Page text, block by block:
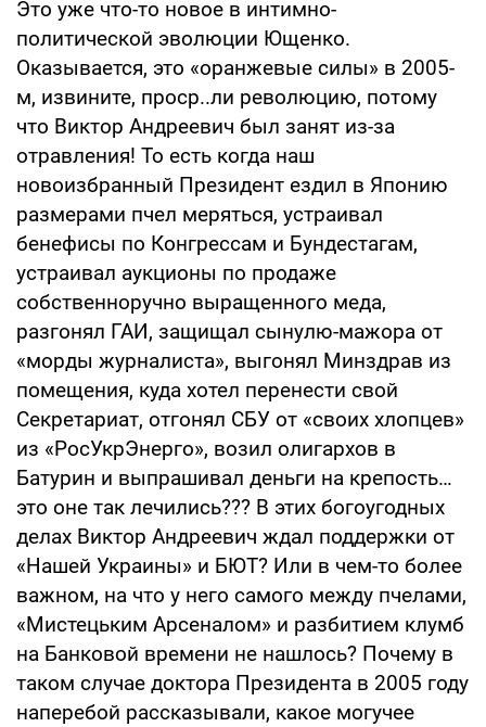
Это уже что-то новое в интимно-
политической эволюции Ющенко.
Оказывается, это «оранжевые силы» в 2005-
м, извините, проср..ли революцию, потому
что Виктор Андреевич был занят из-за
отравления! То есть когда наш
новоизбранный Президент ездил в Японию
размерами пчел меряться, устраивал
бенефисы по Конгрессам и Бундестагам,
устраивал аукционы по продаже
собственноручно выращенного меда,
разгонял ГАИ, защищал сынулю-мажора от
«морды журналиста», выгонял Минздрав из
помещения, куда хотел перенести свой
Секретариат, отгонял СБУ от «своих хлопцев»
из «РосУкрЭнерго», возил олигархов в
Батурин и выпрашивал деньги на крепость…
это оне так лечились??? В этих богоугодных
делах Виктор Андреевич ждал поддержки от
«Нашей Украины» и БЮТ? Или в чем-то более
важном, на что у него самого между пчелами,
«Мистецьким Арсеналом» и разбитием клумб
на Банковой времени не нашлось? Почему в
таком случае доктора Президента в 2005 году
наперебой рассказывали, какое могучее